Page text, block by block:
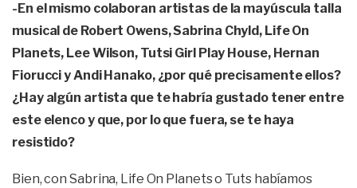
-En el mismo colaboran artistas de la mayúscula talla
musical de Robert Owens, Sabrina Chyld, Life On
Planets, Lee Wilson, Tutsi Girl Play House, Hernan
Fiorucci y Andi Hanako, ¿por qué precisamente ellos?
¿Hay algún artista que te habría gustado tener entre
este elenco y que, por lo que fuera, se te haya
resistido?
Bien, con Sabrina, Life On Planets o Tuts habíamos